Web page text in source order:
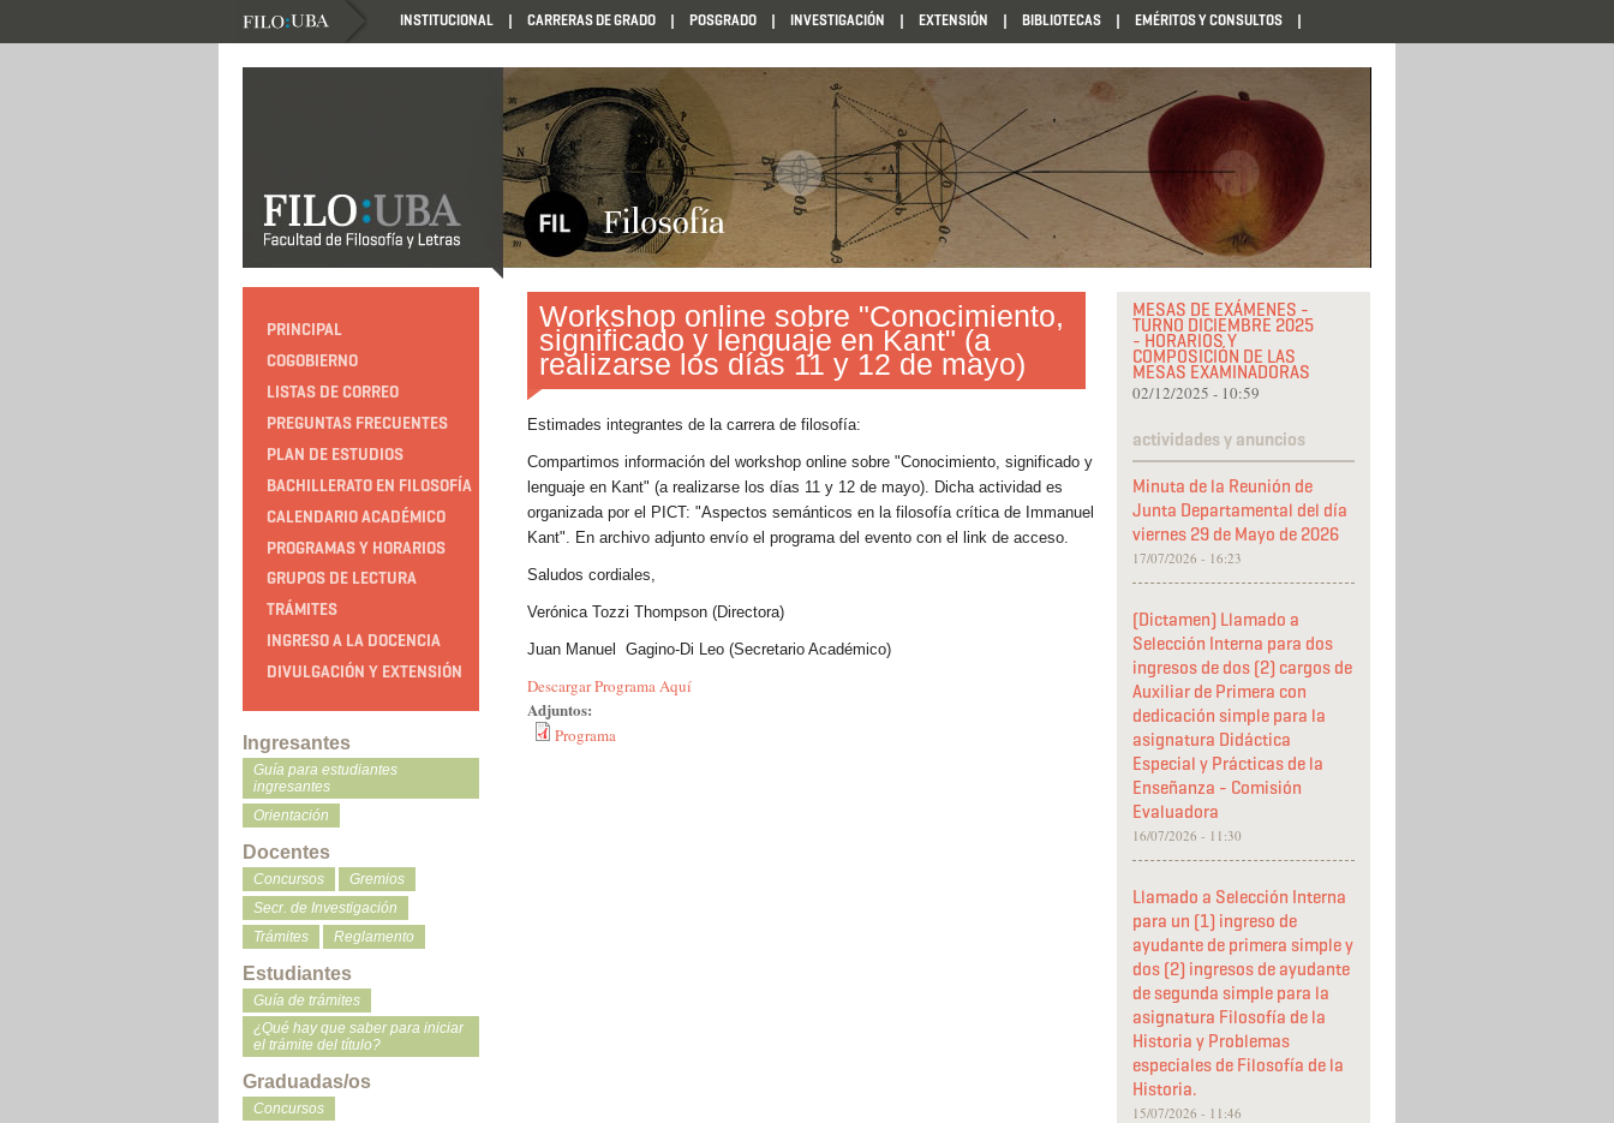
INSTITUCIONAL CARRERAS DE GRADO POSGRADO INVESTIGACIÓN EXTENSIÓN BIBLIOTECAS EMÉRITOS Y CONSULTOS
LABORATORIO DE IDIOMAS
PRINCIPAL
COGOBIERNO
LISTAS DE CORREO
PREGUNTAS FRECUENTES
PLAN DE ESTUDIOS
BACHILLERATO EN FILOSOFÍA
CALENDARIO ACADÉMICO
PROGRAMAS Y HORARIOS
GRUPOS DE LECTURA
TRÁMITES
INGRESO A LA DOCENCIA
DIVULGACIÓN Y EXTENSIÓN
Ingresantes
Guía para estudiantes
ingresantes
Orientación
Docentes
Concursos
Gremios
Secr. de Investigación
Trámites
Reglamento
Estudiantes
Guía de trámites
¿Qué hay que saber para iniciar
el trámite del título?
Graduadas/os
Concursos
MESAS DE EXÁMENES -
TURNO DICIEMBRE 2025
- HORARIOS Y
COMPOSICIÓN DE LAS
MESAS EXAMINADORAS
02/12/2025 - 10:59
actividades y anuncios
Minuta de la Reunión de
Junta Departamental del día
viernes 29 de Mayo de 2026
17/07/2026 - 16:23
(Dictamen) Llamado a
Selección Interna para dos
ingresos de dos (2) cargos de
Auxiliar de Primera con
dedicación simple para la
asignatura Didáctica
Especial y Prácticas de la
Enseñanza - Comisión
Evaluadora
16/07/2026 - 11:30
Llamado a Selección Interna
para un (1) ingreso de
ayudante de primera simple y
dos (2) ingresos de ayudante
de segunda simple para la
asignatura Filosofía de la
Historia y Problemas
especiales de Filosofía de la
Historia.
15/07/2026 - 11:46
Workshop online sobre "Conocimiento,
significado y lenguaje en Kant" (a
realizarse los días 11 y 12 de mayo)
Estimades integrantes de la carrera de filosofía:
Compartimos información del workshop online sobre "Conocimiento, significado y
lenguaje en Kant" (a realizarse los días 11 y 12 de mayo). Dicha actividad es
organizada por el PICT: "Aspectos semánticos en la filosofía crítica de Immanuel
Kant". En archivo adjunto envío el programa del evento con el link de acceso.
Saludos cordiales,
Verónica Tozzi Thompson (Directora)
Juan Manuel Gagino-Di Leo (Secretario Académico)
Descargar Programa Aquí
Adjuntos:
Programa